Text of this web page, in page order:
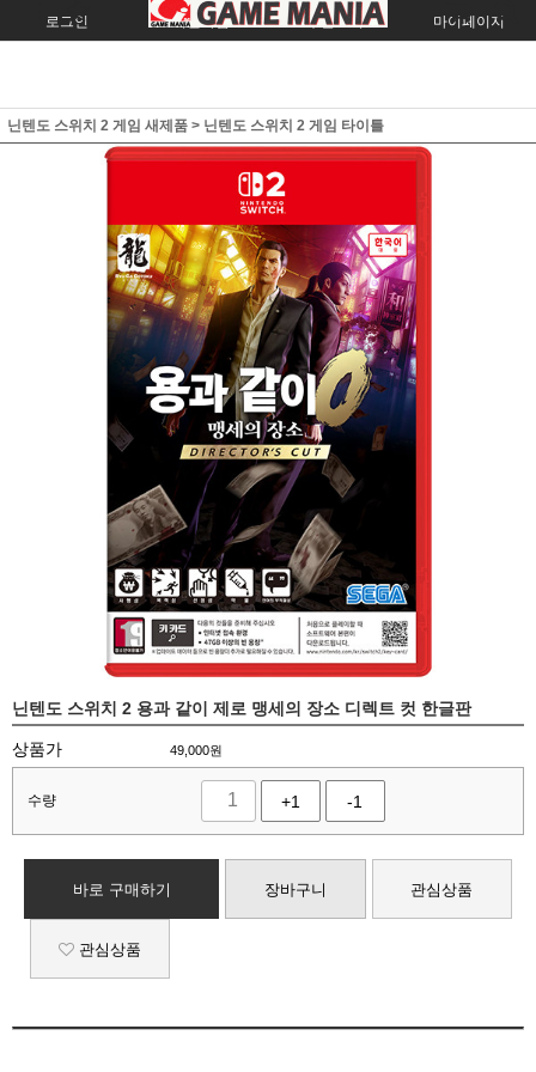
로그인 회원가입 주문조회 마이페이지
닌텐도 스위치 2 게임 새제품 > 닌텐도 스위치 2 게임 타이틀
닌텐도 스위치 2 용과 같이 제로 맹세의 장소 디렉트 컷 한글판
상품가 49,000원
수량 +1 -1
바로 구매하기 장바구니 관심상품
관심상품